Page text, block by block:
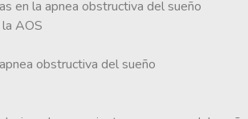
en la apnea obstructiva del sueño
AOS
obstructiva del sueño